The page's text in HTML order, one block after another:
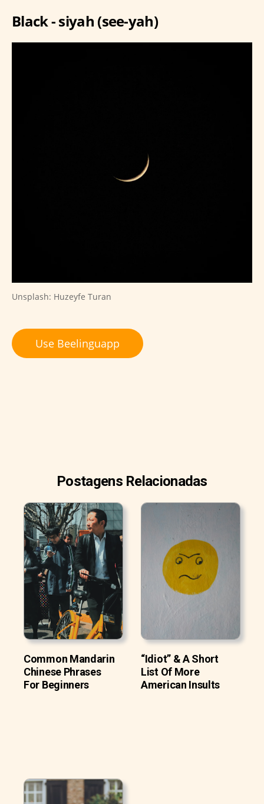
Black - siyah (see-yah)
Unsplash: Huzeyfe Turan
Use Beelinguapp
Postagens Relacionadas
Common Mandarin
Chinese Phrases
For Beginners
“Idiot” & A Short
List Of More
American Insults